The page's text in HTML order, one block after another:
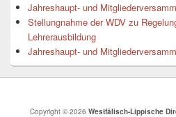
Jahreshaupt- und
Stellungnahme der WDV zu
Lehrerausbildung
Jahreshaupt- und
Copyright © 2026 Westfälisch-Lippische